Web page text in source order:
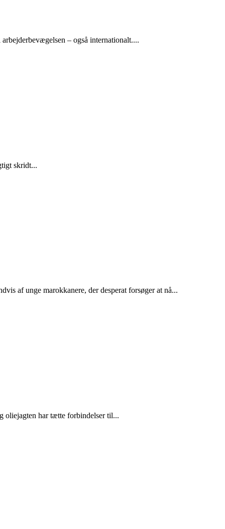
– også internationalt....
skridt...
af unge marokkanere, der desperat forsøger at nå...
oliejagten har tætte forbindelser til...